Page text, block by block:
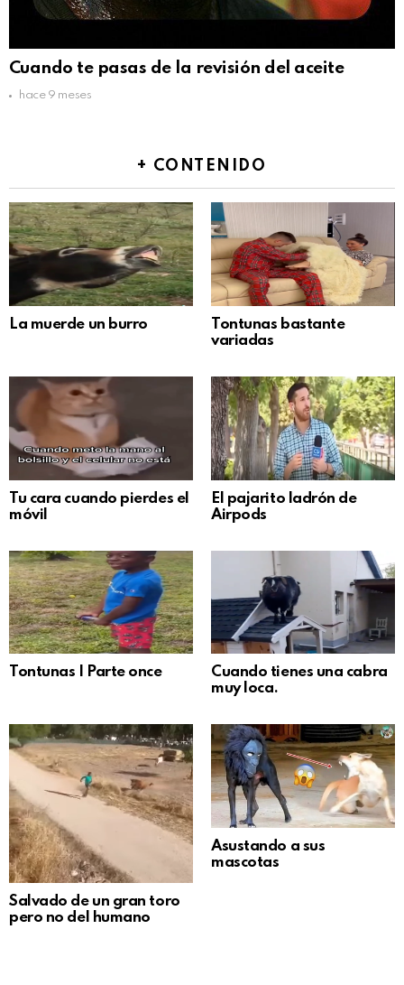
Cuando te pasas de la revisión del aceite
hace 9 meses
+ CONTENIDO
La muerde un burro
Tontunas bastante
variadas
Tu cara cuando pierdes el
móvil
El pajarito ladrón de
Airpods
Tontunas | Parte once
Cuando tienes una cabra
muy loca.
Salvado de un gran toro
pero no del humano
Asustando a sus
mascotas